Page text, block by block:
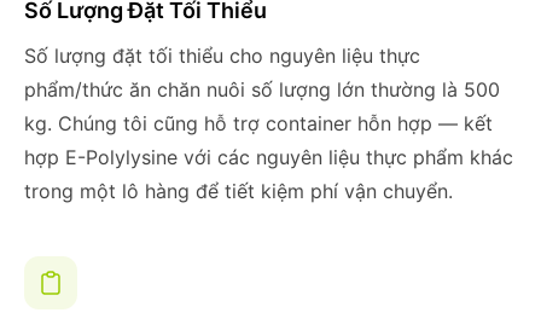
Số Lượng Đặt Tối Thiểu
Số lượng đặt tối thiểu cho nguyên liệu thực
phẩm/thức ăn chăn nuôi số lượng lớn thường là 500
kg. Chúng tôi cũng hỗ trợ container hỗn hợp — kết
hợp E-Polylysine với các nguyên liệu thực phẩm khác
trong một lô hàng để tiết kiệm phí vận chuyển.